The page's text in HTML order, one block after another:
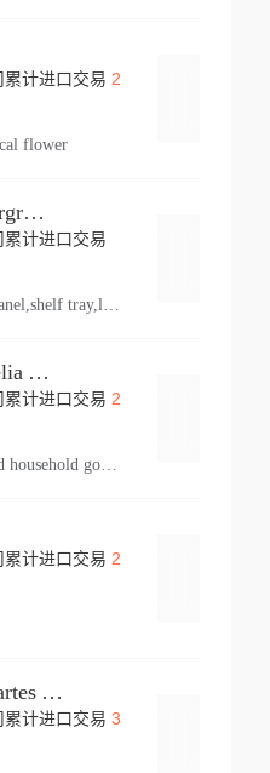
计进口交易 2
flower
Knapheide Kc Underground
计进口交易
Russell James Cornelia Arlington Va
计进口交易 2
personal effect,used household goods
计进口交易 2
Dpm Draexlmaier Partes Automotrices Corr Ind Huejotzingo
计进口交易 3